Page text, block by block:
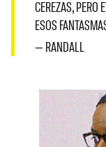
CEREZAS, PERO
ESOS
— RANDALL